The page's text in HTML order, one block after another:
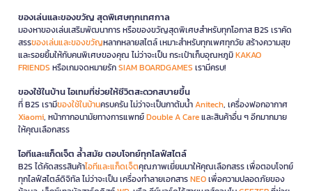
ของเล่นและของขวัญ สุดพิเศษทุกเทศกาล
มองหาของเล่นเสริมพัฒนาการ หรือของขวัญสุดพิเศษสำหรับทุกโอกาส B2S เราคัด
สรรของเล่นและของขวัญหลากหลายสไตล์ เหมาะสำหรับทุกเพศทุกวัย สร้างความสุข
และรอยยิ้มให้กับคนพิเศษของคุณ ไม่ว่าจะเป็น กระเป๋าเก็บอุณหภูมิKAKAO
FRIENDS หรือเกมจดหมายรักSIAM BOARDGAMES เรามีครบ!
ของใช้ในบ้าน ไอเทมที่ช่วยให้ชีวิตสะดวกสบายขึ้น
ที่ B2S เรามีของใช้ในบ้านครบครัน ไม่ว่าจะเป็นกาต้มน้ำAnitech, เครื่องฟอกอากาศ
Xiaomi, หน้ากากอนามัยทางการแพทย์Double A Careและสินค้าอื่น ๆ อีกมากมาย
ให้คุณเลือกสรร
ไอทีและแก็ดเจ็ต ล้ำสมัย ตอบโจทย์ทุกไลฟ์สไตล์
B2S ได้คัดสรรสินค้าไอทีและแก็ดเจ็ตคุณภาพเยี่ยมมาให้คุณเลือกสรร เพื่อตอบโจทย์
ทุกไลฟ์สไตล์ดิจิทัล ไม่ว่าจะเป็น เครื่องทำลายเอกสารNEOเพื่อความปลอดภัยของ